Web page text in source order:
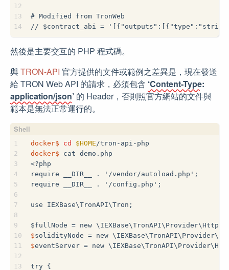
12
13
14
# Modified from TronWeb
// $contract_abi =
然後是主要交互的 PHP 程式碼。
與TRON-API 官方提供的文件或範例之差異是，現在發送
給 TRON Web API 的請求，必須包含 ‘Content-Type:
application/json’ 的 Header，否則照官方網站的文件與
範本是無法正常運行的。
1
2
3
4
5
6
7
8
9
10
11
12
13
docker$ cd $HOME /tron-api-php
docker$ cat demo.php
<?php
require __DIR__ . '/vendor/autoload.php';
require __DIR__ . '/config.php';
use IEXBase\TronAPI\Tron;
$fullNode = new
$solidityNode = new
$eventServer = new
try {